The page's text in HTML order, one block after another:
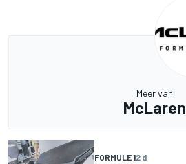
Meer van
McLaren
FORMULE 12 d